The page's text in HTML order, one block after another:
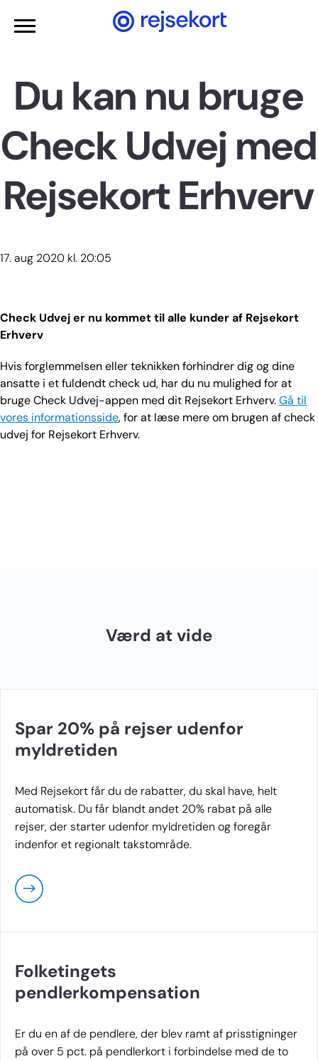
Gå til hovedindhold
Du kan nu bruge
Check Udvej med
Rejsekort Erhverv
17. aug 2020 kl. 20:05
Check Udvej er nu kommet til alle kunder af Rejsekort
Erhverv
Hvis forglemmelsen eller teknikken forhindrer dig og dine
ansatte i et fuldendt check ud, har du nu mulighed for at
bruge Check Udvej-appen med dit Rejsekort Erhverv.Gå til
vores informationsside, for at læse mere om brugen af check
udvej for Rejsekort Erhverv.
Værd at vide
Spar 20% på rejser udenfor
myldretiden
Med Rejsekort får du de rabatter, du skal have, helt
automatisk. Du får blandt andet 20% rabat på alle
rejser, der starter udenfor myldretiden og foregår
indenfor et regionalt takstområde.
Folketingets
pendlerkompensation
Er du en af de pendlere, der blev ramt af prisstigninger
på over 5 pct. på pendlerkort i forbindelse med de to